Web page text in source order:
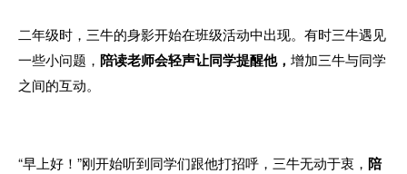
二年级时，三牛的身影开始在班级活动中出现。有时三牛遇见
一些小问题， 陪读老师会轻声让同学提醒他， 增加三牛与同学
之间的互动。
“早上好！”刚开始听到同学们跟他打招呼，三牛无动于衷， 陪